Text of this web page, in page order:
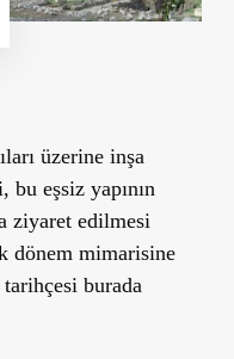
üzerine inşa
, bu eşsiz yapının
ziyaret edilmesi
dönem mimarisine
burada